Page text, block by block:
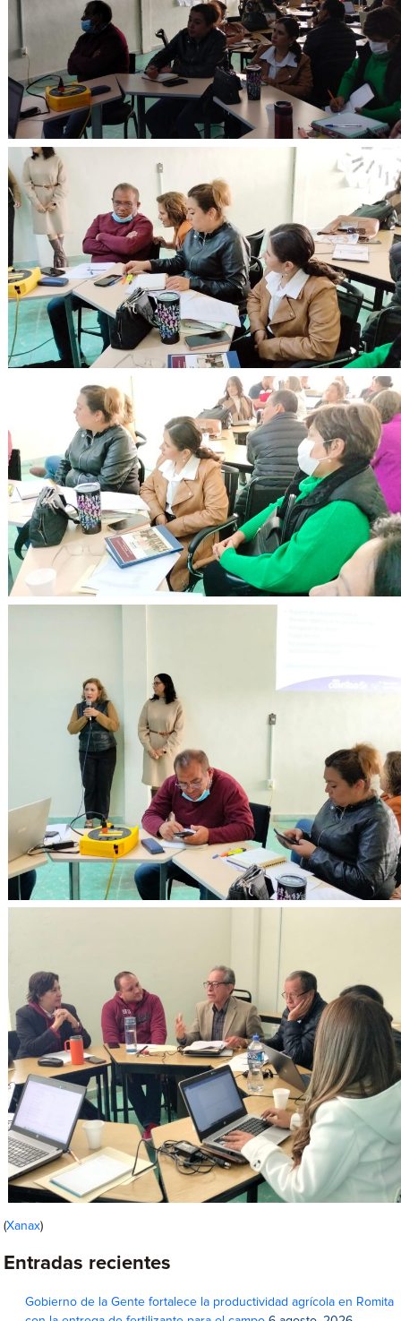
(Xanax)
Entradas recientes
Gobierno de la Gente fortalece la productividad agrícola en Romita